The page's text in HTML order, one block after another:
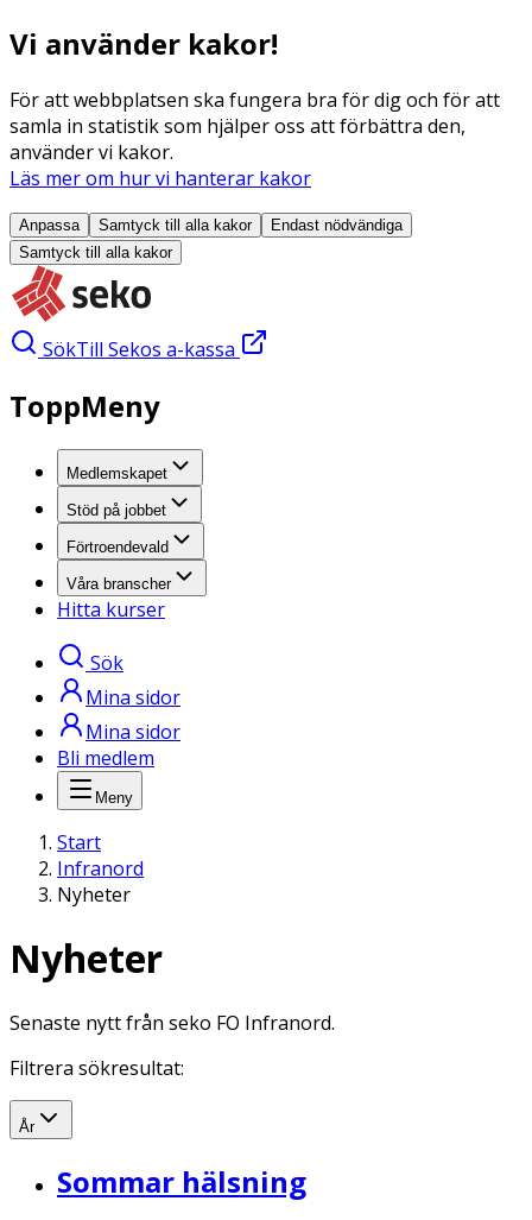
Vi använder kakor!
För att webbplatsen ska fungera bra för dig och för att
samla in statistik som hjälper oss att förbättra den,
använder vi kakor.
Läs mer om hur vi hanterar kakor
Anpassa Samtyck till alla kakor
Endast nödvändiga
Samtyck till alla kakor
SökTill Sekos a-kassa
ToppMeny
Medlemskapet
Stöd på jobbet
Förtroendevald
Våra branscher
Hitta kurser
Sök
Mina sidor
Mina sidor
Bli medlem
Meny
Start
Infranord
Nyheter
Nyheter
Senaste nytt från seko FO Infranord.
Filtrera sökresultat:
År
Sommar hälsning